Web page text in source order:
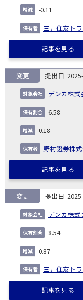
-0.11
三井住友ト
記事を見る
デンカ株式
変更
6.58
0.18
野村證券株
記事を見る
デンカ株式
変更
8.54
0.87
三井住友ト
記事を見る